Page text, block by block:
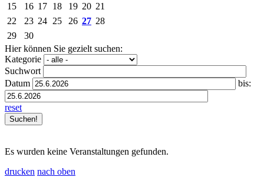
15
16 17 18 19 20 21
22
23 24 25 26 27 28
29
30
Hier können Sie gezielt suchen:
Kategorie
Suchwort
Datum
bis:
reset
Es wurden keine Veranstaltungen gefunden.
drucken nach oben